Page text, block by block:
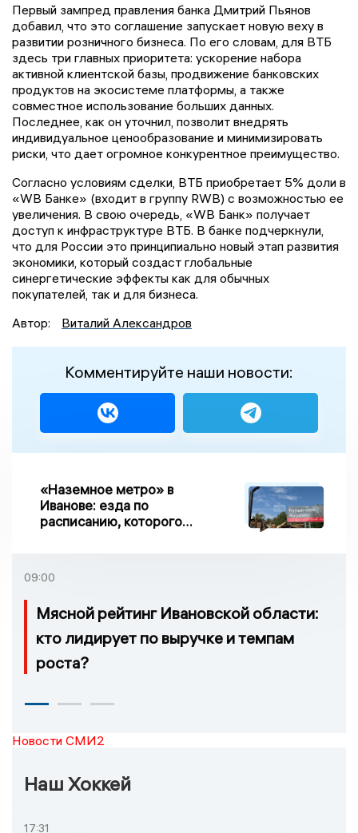
Первый зампред правления банка Дмитрий Пьянов
добавил, что это соглашение запускает новую веху в
развитии розничного бизнеса. По его словам, для ВТБ
здесь три главных приоритета: ускорение набора
активной клиентской базы, продвижение банковских
продуктов на экосистеме платформы, а также
совместное использование больших данных.
Последнее, как он уточнил, позволит внедрять
индивидуальное ценообразование и минимизировать
риски, что дает огромное конкурентное преимущество.
Согласно условиям сделки, ВТБ приобретает 5% доли в
«WB Банке» (входит в группу RWB) с возможностью ее
увеличения. В свою очередь, «WB Банк» получает
доступ к инфраструктуре ВТБ. В банке подчеркнули,
что для России это принципиально новый этап развития
экономики, который создаст глобальные
синергетические эффекты как для обычных
покупателей, так и для бизнеса.
Автор:
Виталий Александров
Комментируйте наши новости:
«Наземное метро» в
Иванове: езда по
расписанию, которого
09:00
Мясной рейтинг Ивановской области:
кто лидирует по выручке и темпам
роста?
Новости СМИ2
Наш Хоккей
17:31